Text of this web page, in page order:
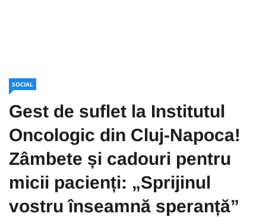
SOCIAL
Gest de suflet la Institutul
Oncologic din Cluj-Napoca!
Zâmbete și cadouri pentru
micii pacienți: „Sprijinul
vostru înseamnă speranță”